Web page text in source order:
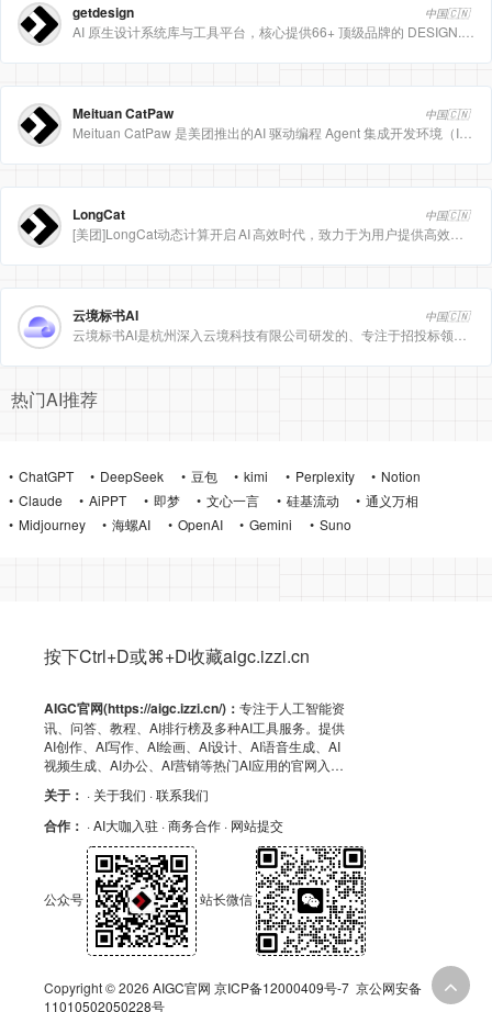
getdesign 中国🇨🇳
Meituan CatPaw 中国🇨🇳
LongCat 中国🇨🇳
云境标书AI 中国🇨🇳
热门AI推荐
ChatGPT DeepSeek 豆包 kimi Perplexity
Notion
Claude
AiPPT 即梦 文心一言 硅基流动
通义万相
Midjourney
海螺AI OpenAI Gemini Suno
按下Ctrl+D或⌘+D收藏aigc.izzi.cn
AIGC官网(https://aigc.izzi.cn/)： 专注于人工智能资
讯、问答、教程、AI排行榜及多种AI工具服务。提供
AI创作、AI写作、AI绘画、AI设计、AI语音生成、AI
视频生成、AI办公、AI营销等热门AI应用的官网入
API导航，助力高效AI体验！
关于： · 关于我们 · 联系我们
合作： · AI大咖入驻 · 商务合作 · 网站提交
公众号 站长微信
Copyright © 2026 AIGC官网 京ICP备12000409号-7 京公网安备
11010502050228号